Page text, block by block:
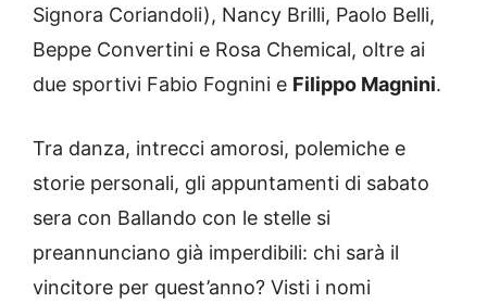
Signora Coriandoli), Nancy Brilli, Paolo Belli,
Beppe Convertini e Rosa Chemical, oltre ai
due sportivi Fabio Fognini e Filippo Magnini.
Tra danza, intrecci amorosi, polemiche e
storie personali, gli appuntamenti di sabato
sera con Ballando con le stelle si
preannunciano già imperdibili: chi sarà il
vincitore per quest’anno? Visti i nomi